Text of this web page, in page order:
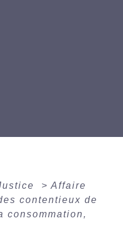
> Affaire
contentieux de
consommation,